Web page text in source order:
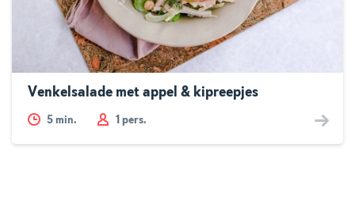
Venkelsalade met appel & kipreepjes
5 min. 1 pers.